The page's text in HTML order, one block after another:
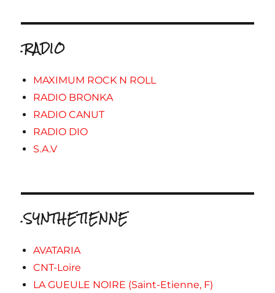
.RADIO
MAXIMUM ROCK N ROLL
RADIO BRONKA
RADIO CANUT
RADIO DIO
S.A.V
.SYNTHETIENNE
AVATARIA
CNT-Loire
LA GUEULE NOIRE (Saint-Etienne, F)